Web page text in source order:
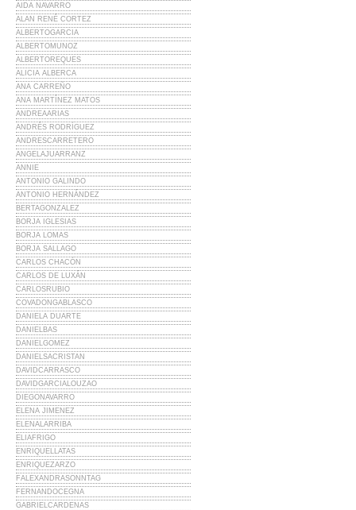
AIDA NAVARRO
ALAN RENÉ CORTEZ
ALBERTOGARCIA
ALBERTOMUNOZ
ALBERTOREQUES
ALICIA ALBERCA
ANA CARREÑO
ANA MARTÍNEZ MATOS
ANDREAARIAS
ANDRÉS RODRÍGUEZ
ANDRESCARRETERO
ANGELAJUARRANZ
ANNIE
ANTONIO GALINDO
ANTONIO HERNÁNDEZ
BERTAGONZALEZ
BORJA IGLESIAS
BORJA LOMAS
BORJA SALLAGO
CARLOS CHACÓN
CARLOS DE LUXÁN
CARLOSRUBIO
COVADONGABLASCO
DANIELA DUARTE
DANIELBAS
DANIELGOMEZ
DANIELSACRISTAN
DAVIDCARRASCO
DAVIDGARCIALOUZAO
DIEGONAVARRO
ELENA JIMENEZ
ELENALARRIBA
ELIAFRIGO
ENRIQUELLATAS
ENRIQUEZARZO
FALEXANDRASONNTAG
FERNANDOCEGNA
GABRIELCARDENAS